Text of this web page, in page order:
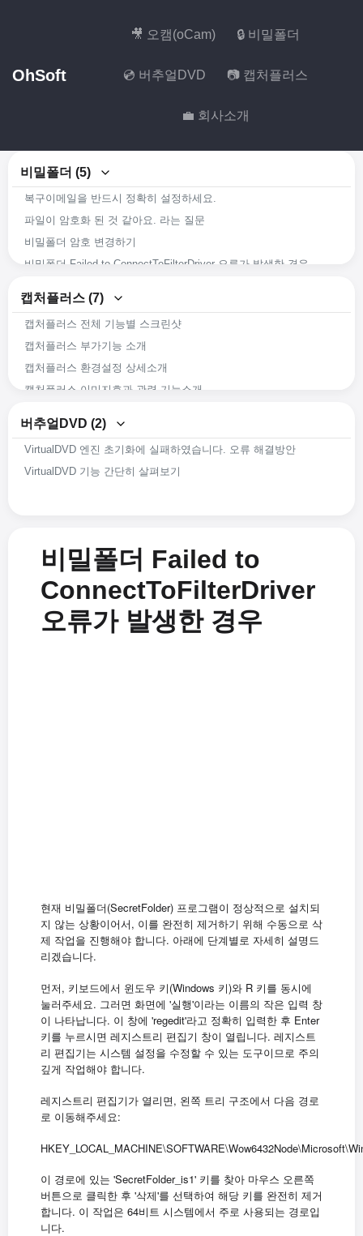
OhSoft
🎥 오캠(oCam) 🔒 비밀폴더
💿 버추얼DVD 📷 캡처플러스
💼 회사소개
비밀폴더 (5)
복구이메일을 반드시 정확히 설정하세요.
파일이 암호화 된 것 같아요. 라는 질문
비밀폴더 암호 변경하기
비밀폴더 Failed to ConnectToFilterDriver 오류가 발생한 경우
캡처플러스 (7)
캡처플러스 전체 기능별 스크린샷
캡처플러스 부가기능 소개
캡처플러스 환경설정 상세소개
캡처플러스 이미지효과 관련 기능소개
캡처플러스 화면 캡처 관련 기능소개
캡처플러스(Captureplus)의 간략한 기능소개
버추얼DVD (2)
VirtualDVD 엔진 초기화에 실패하였습니다. 오류 해결방안
VirtualDVD 기능 간단히 살펴보기
비밀폴더 Failed to
ConnectToFilterDriver
오류가 발생한 경우
현재 비밀폴더(SecretFolder) 프로그램이 정상적으로 설치되
지 않는 상황이어서, 이를 완전히 제거하기 위해 수동으로 삭
제 작업을 진행해야 합니다. 아래에 단계별로 자세히 설명드
리겠습니다.
먼저, 키보드에서 윈도우 키(Windows 키)와 R 키를 동시에
눌러주세요. 그러면 화면에 '실행'이라는 이름의 작은 입력 창
이 나타납니다. 이 창에 'regedit'라고 정확히 입력한 후 Enter
키를 누르시면 레지스트리 편집기 창이 열립니다. 레지스트
리 편집기는 시스템 설정을 수정할 수 있는 도구이므로 주의
깊게 작업해야 합니다.
레지스트리 편집기가 열리면, 왼쪽 트리 구조에서 다음 경로
로 이동해주세요:
이 경로에 있는 'SecretFolder_is1' 키를 찾아 마우스 오른쪽
버튼으로 클릭한 후 '삭제'를 선택하여 해당 키를 완전히 제거
합니다. 이 작업은 64비트 시스템에서 주로 사용되는 경로입
니다.